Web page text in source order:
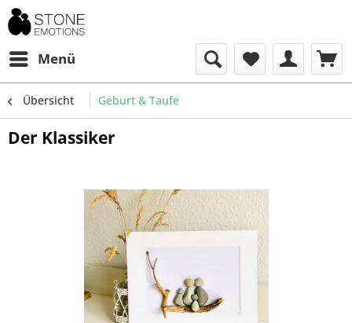
Menü
Übersicht Geburt & Taufe
Der Klassiker